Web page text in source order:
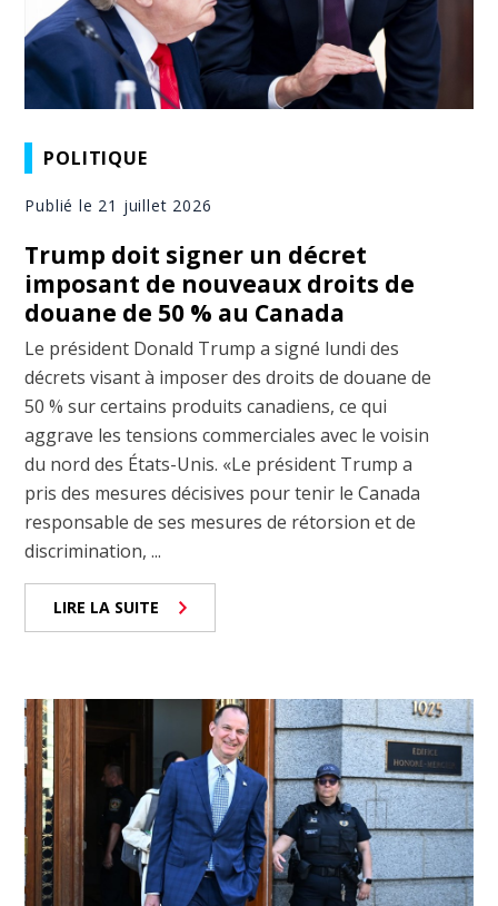
POLITIQUE
Publié le 21 juillet 2026
Trump doit signer un décret
imposant de nouveaux droits de
douane de 50 % au Canada
Le président Donald Trump a signé lundi des
décrets visant à imposer des droits de douane de
50 % sur certains produits canadiens, ce qui
aggrave les tensions commerciales avec le voisin
du nord des États-Unis. «Le président Trump a
pris des mesures décisives pour tenir le Canada
responsable de ses mesures de rétorsion et de
discrimination, ...
LIRE LA SUITE